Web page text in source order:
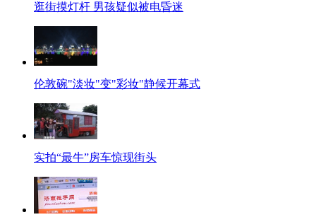
逛街摸灯杆 男孩疑似被电昏迷
伦敦碗"淡妆"变"彩妆"静候开幕式
实拍“最牛”房车惊现街头